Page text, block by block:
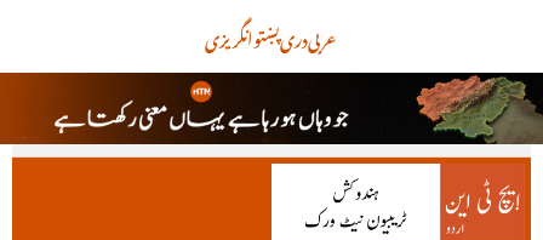
انگریزیپښتودریعربی